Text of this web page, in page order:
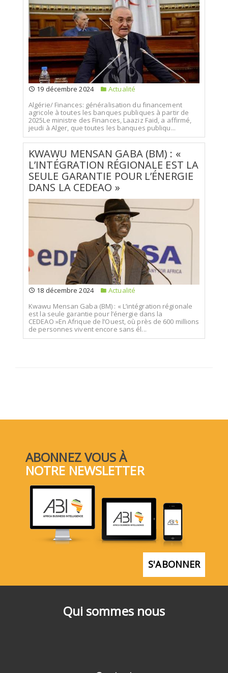
19 décembre 2024
Actualité
Algérie/ Finances: généralisation du financement
agricole à toutes les banques publiques à partir de
2025Le ministre des Finances, Laaziz Faid, a affirmé,
jeudi à Alger, que toutes les banques publiqu...
KWAWU MENSAN GABA (BM) : «
L’INTÉGRATION RÉGIONALE EST LA
SEULE GARANTIE POUR L’ÉNERGIE
DANS LA CEDEAO »
18 décembre 2024
Actualité
Kwawu Mensan Gaba (BM) : « L’intégration régionale
est la seule garantie pour l’énergie dans la
CEDEAO »En Afrique de l’Ouest, où près de 600 millions
de personnes vivent encore sans él...
Qui sommes nous
ABONNEZ VOUS À
NOTRE NEWSLETTER
S'ABONNER